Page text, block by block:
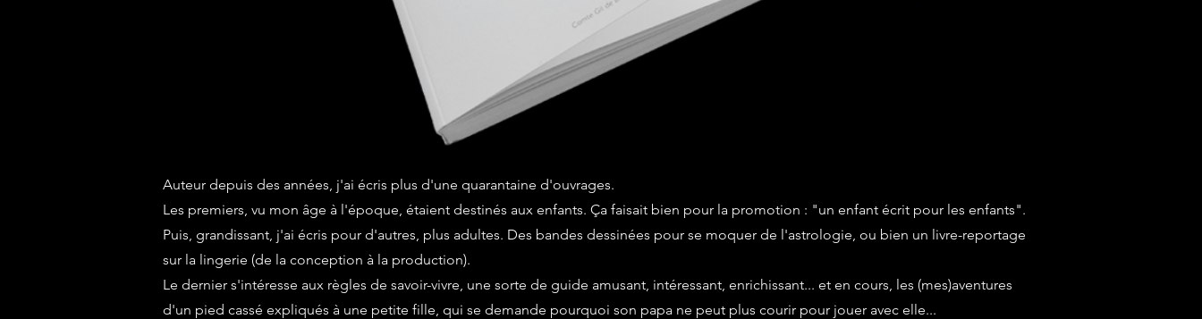
Auteur depuis des années, j'ai écris plus d'une quarantaine d'ouvrages.
Les premiers, vu mon âge à l'époque, étaient destinés aux enfants. Ça faisait bien pour la promotion : "un enfant écrit pour les enfants".
Puis, grandissant, j'ai écris pour d'autres, plus adultes. Des bandes dessinées pour se moquer de l'astrologie, ou bien un livre-reportage
sur la lingerie (de la conception à la production).
Le dernier s'intéresse aux règles de savoir-vivre, une sorte de guide amusant, intéressant, enrichissant... et en cours, les (mes)aventures
d'un pied cassé expliqués à une petite fille, qui se demande pourquoi son papa ne peut plus courir pour jouer avec elle...